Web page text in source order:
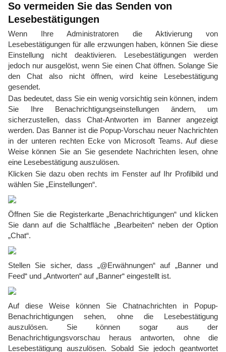
So vermeiden Sie das Senden von
Lesebestätigungen
Wenn Ihre Administratoren die Aktivierung von
Lesebestätigungen für alle erzwungen haben, können Sie diese
Einstellung nicht deaktivieren. Lesebestätigungen werden
jedoch nur ausgelöst, wenn Sie einen Chat öffnen. Solange Sie
den Chat also nicht öffnen, wird keine Lesebestätigung
gesendet.
Das bedeutet, dass Sie ein wenig vorsichtig sein können, indem
Sie Ihre Benachrichtigungseinstellungen ändern, um
sicherzustellen, dass Chat-Antworten im Banner angezeigt
werden. Das Banner ist die Popup-Vorschau neuer Nachrichten
in der unteren rechten Ecke von Microsoft Teams. Auf diese
Weise können Sie an Sie gesendete Nachrichten lesen, ohne
eine Lesebestätigung auszulösen.
Klicken Sie dazu oben rechts im Fenster auf Ihr Profilbild und
wählen Sie „Einstellungen“.
Öffnen Sie die Registerkarte „Benachrichtigungen“ und klicken
Sie dann auf die Schaltfläche „Bearbeiten“ neben der Option
„Chat“.
Stellen Sie sicher, dass „@Erwähnungen“ auf „Banner und
Feed“ und „Antworten“ auf „Banner“ eingestellt ist.
Auf diese Weise können Sie Chatnachrichten in Popup-
Benachrichtigungen sehen, ohne die Lesebestätigung
auszulösen. Sie können sogar aus der
Benachrichtigungsvorschau heraus antworten, ohne die
Lesebestätigung auszulösen. Sobald Sie jedoch geantwortet